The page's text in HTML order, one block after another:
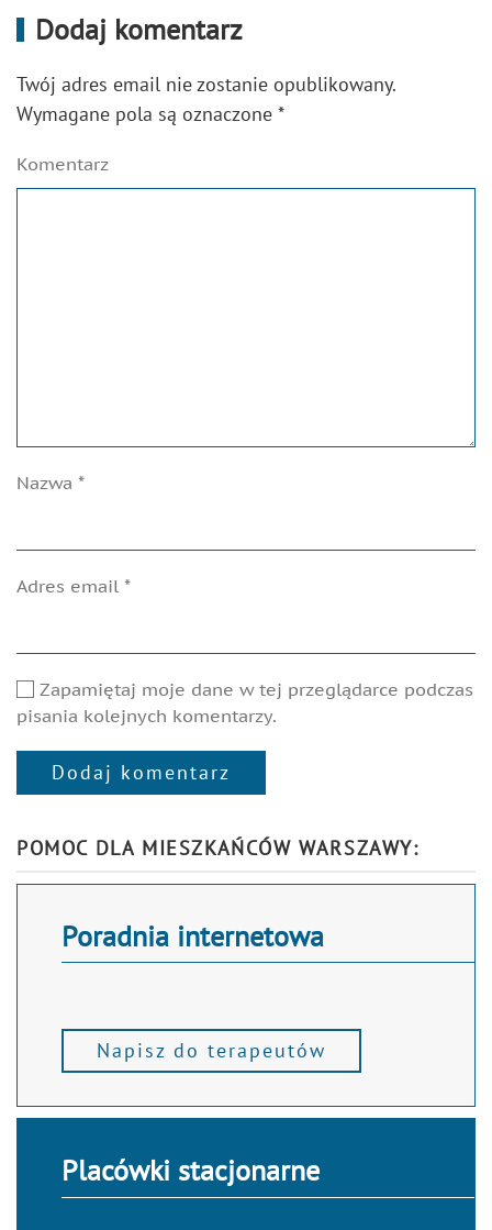
Dodaj komentarz
Twój adres email nie zostanie opublikowany.
Wymagane pola są oznaczone *
Komentarz
Nazwa *
Adres email *
Zapamiętaj moje dane w tej przeglądarce podczas
pisania kolejnych komentarzy.
Dodaj komentarz
POMOC DLA MIESZKAŃCÓW WARSZAWY:
Poradnia internetowa
Napisz do terapeutów
Placówki stacjonarne